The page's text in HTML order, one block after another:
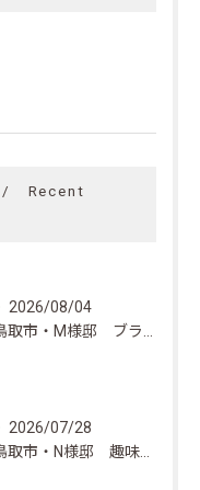
Recent
2026/08/04
2026/07/28